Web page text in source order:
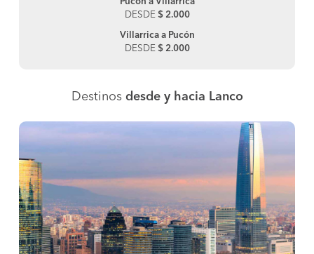
DESDE $ 2.000
Villarrica a Pucón
DESDE $ 2.000
Destinos desde y hacia Lanco